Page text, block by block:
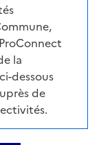
la
dessous
de